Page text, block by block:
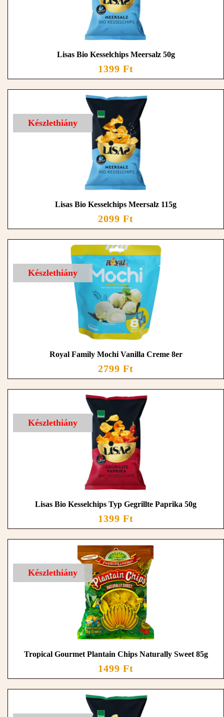
Lisas Bio Kesselchips Meersalz 50g
1399 Ft
Készlethiány
Lisas Bio Kesselchips Meersalz 115g
2099 Ft
Készlethiány
Royal Family Mochi Vanilla Creme 8er
2799 Ft
Készlethiány
Lisas Bio Kesselchips Typ Gegrillte Paprika 50g
1399 Ft
Készlethiány
Tropical Gourmet Plantain Chips Naturally Sweet 85g
1499 Ft